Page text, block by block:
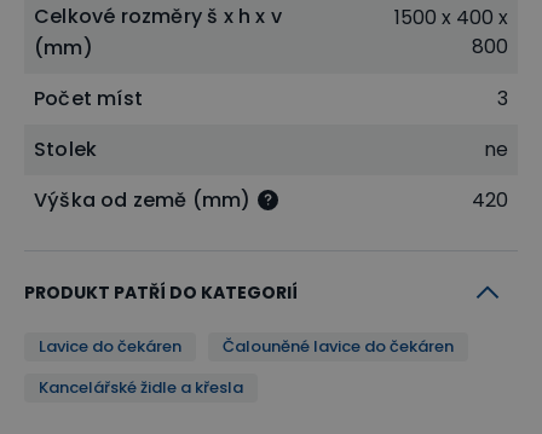
Celkové rozměry š x h x v
(mm)
1500 x 400 x
800
Počet míst
3
Stolek
ne
Výška od země (mm)
420
PRODUKT PATŘÍ DO KATEGORIÍ
Lavice do čekáren
Čalouněné lavice do čekáren
Kancelářské židle a křesla